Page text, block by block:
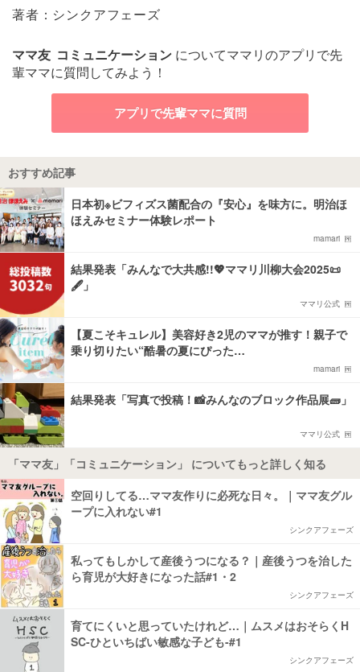
著者：シンクアフェーズ
ママ友 コミュニケーション についてママリのアプリで先
輩ママに質問してみよう！
アプリで先輩ママに質問
おすすめ記事
日本初※ビフィズス菌配合の『安心』を味方に。明治ほ
ほえみセミナー体験レポート
mamari
結果発表「みんなで大共感!!💖ママリ川柳大会2025📜
🖋️」
ママリ公式
【夏こそキュレル】美容好き2児のママが推す！親子で
乗り切りたい“酷暑の夏にぴった…
mamari
結果発表「写真で投稿！📸みんなのブロック作品展🧱」
ママリ公式
「ママ友」「コミュニケーション」 についてもっと詳しく知る
空回りしてる…ママ友作りに必死な日々。｜ママ友グル
ープに入れない#1
シンクアフェーズ
私ってもしかして産後うつになる？｜産後うつを治した
ら育児が大好きになった話#1・2
シンクアフェーズ
育てにくいと思っていたけれど…｜ムスメはおそらくH
SC-ひといちばい敏感な子ども-#1
シンクアフェーズ